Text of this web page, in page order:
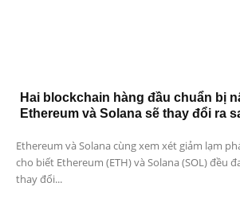
Hai blockchain hàng đầu chuẩn bị
Ethereum và Solana sẽ thay đổi ra
Ethereum và Solana cùng xem xét giảm lạm
cho biết Ethereum (ETH) và Solana (SOL) đều
thay đổi...